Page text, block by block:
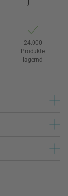
24.000
Produkte
lagernd